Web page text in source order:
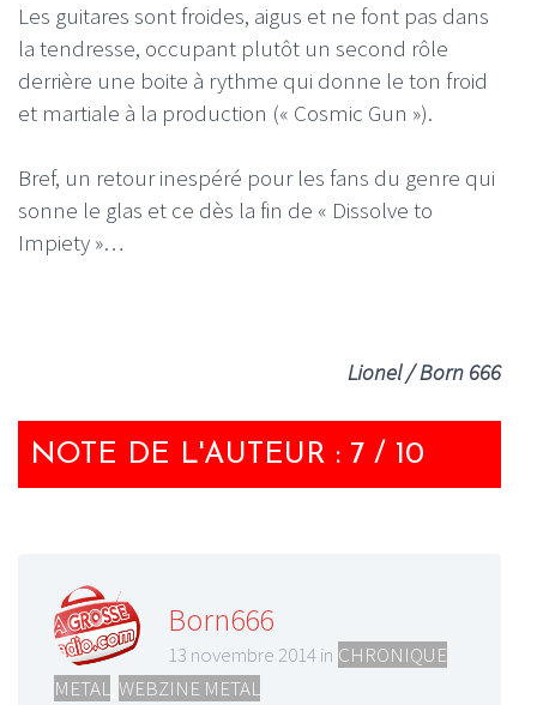
Les guitares sont froides, aigus et ne font pas dans
la tendresse, occupant plutôt un second rôle
derrière une boite à rythme qui donne le ton froid
et martiale à la production (« Cosmic Gun »).
Bref, un retour inespéré pour les fans du genre qui
sonne le glas et ce dès la fin de « Dissolve to
Impiety »…
Lionel / Born 666
NOTE DE L'AUTEUR : 7 / 10
Born666
13 novembre 2014 in CHRONIQUE
METAL WEBZINE METAL